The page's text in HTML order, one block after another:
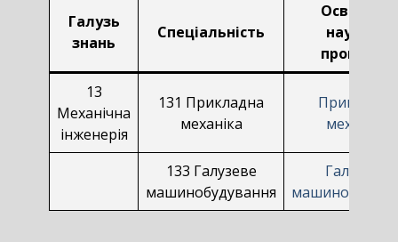
Галузь
знань
Спеціальність
Освітньо-
наукова
програма
13
Механічна
інженерія
131 Прикладна
механіка
Прикладна
механіка
133 Галузеве
машинобудування
Галузеве